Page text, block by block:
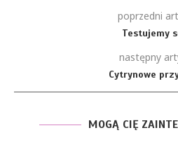
poprzedni
Testujemy
następny
Cytrynowe
MOGĄ CIĘ